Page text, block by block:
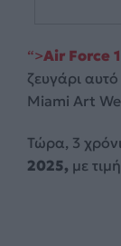
“>Air Force
ζευγάρι
Miami Art
Τώρα, 3
2025, με